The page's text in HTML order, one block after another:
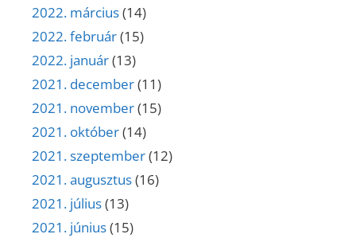
2022. március(14)
2022. február(15)
2022. január(13)
2021. december(11)
2021. november(15)
2021. október(14)
2021. szeptember(12)
2021. augusztus(16)
2021. július(13)
2021. június(15)